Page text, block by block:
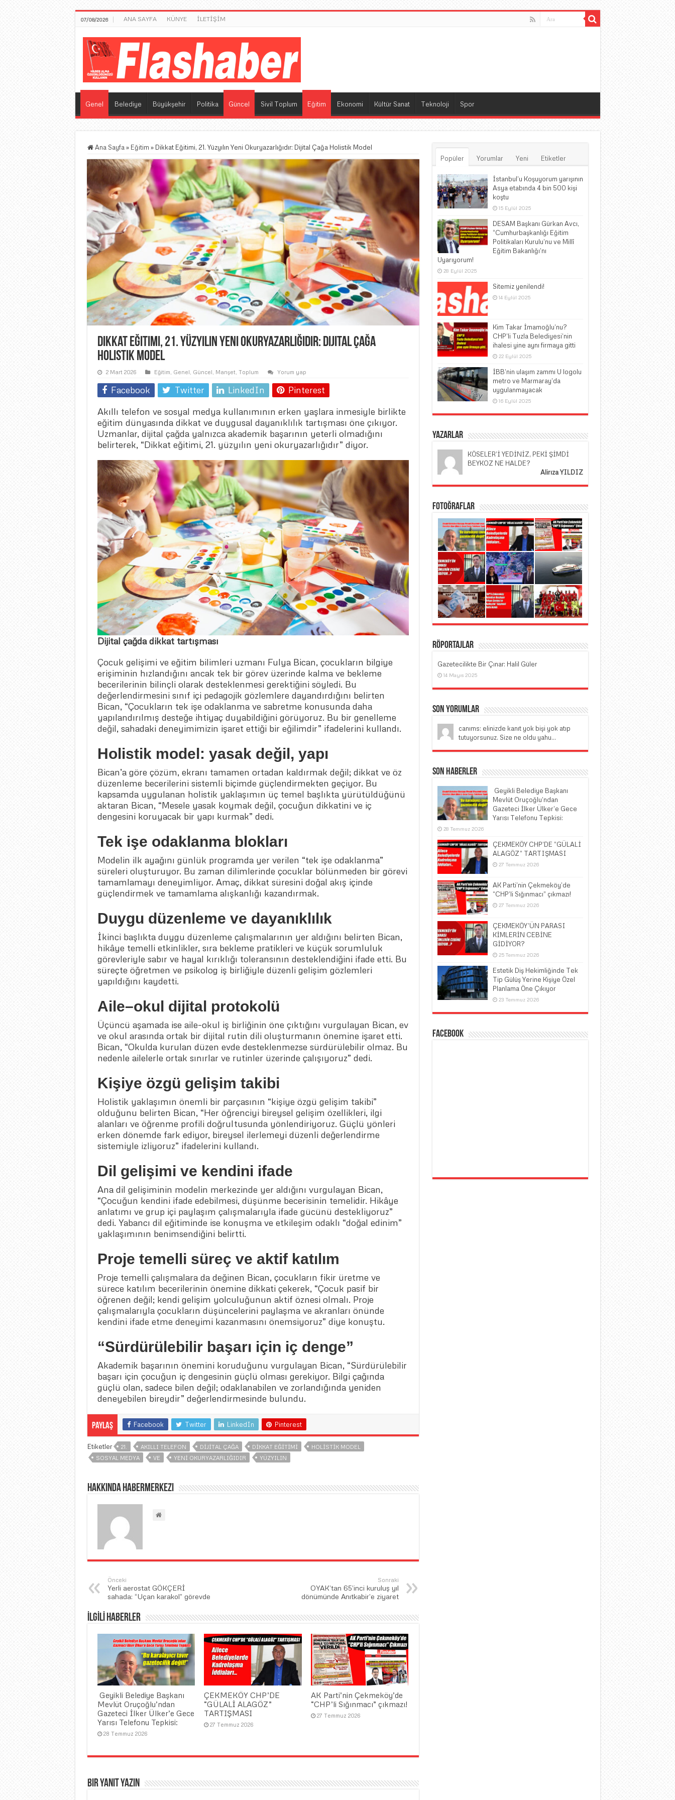
07/08/2026 ANA SAYFA KÜNYE İLETİŞİM
Genel Belediye Büyükşehir Politika Güncel Sivil Toplum Eğitim Ekonomi Kültür Sanat Teknoloji Spor
Ana Sayfa » Eğitim » Dikkat Eğitimi, 21. Yüzyılın Yeni Okuryazarlığıdır: Dijital Çağa Holistik Model
Dikkat Eğitimi, 21. Yüzyılın Yeni Okuryazarlığıdır: Dijital Çağa
Holistik Model
2 Mart 2026 Eğitim Genel Güncel Manşet, Toplum Yorum yap
Facebook Twitter LinkedIn
Pinterest
Akıllı telefon ve sosyal medya kullanımının erken yaşlara inmesiyle birlikte
eğitim dünyasında dikkat ve duygusal dayanıklılık tartışması öne çıkıyor.
Uzmanlar, dijital çağda yalnızca akademik başarının yeterli olmadığını
belirterek, “Dikkat eğitimi, 21. yüzyılın yeni okuryazarlığıdır” diyor.
Dijital çağda dikkat tartışması
Çocuk gelişimi ve eğitim bilimleri uzmanı Fulya Bican, çocukların bilgiye
erişiminin hızlandığını ancak tek bir görev üzerinde kalma ve bekleme
becerilerinin bilinçli olarak desteklenmesi gerektiğini söyledi. Bu
değerlendirmesini sınıf içi pedagojik gözlemlere dayandırdığını belirten
Bican, “Çocukların tek işe odaklanma ve sabretme konusunda daha
yapılandırılmış desteğe ihtiyaç duyabildiğini görüyoruz. Bu bir genelleme
değil, sahadaki deneyimimizin işaret ettiği bir eğilimdir” ifadelerini kullandı.
Holistik model: yasak değil, yapı
Bican’a göre çözüm, ekranı tamamen ortadan kaldırmak değil; dikkat ve öz
düzenleme becerilerini sistemli biçimde güçlendirmekten geçiyor. Bu
kapsamda uygulanan holistik yaklaşımın üç temel başlıkta yürütüldüğünü
aktaran Bican, “Mesele yasak koymak değil, çocuğun dikkatini ve iç
dengesini koruyacak bir yapı kurmak” dedi.
Tek işe odaklanma blokları
Modelin ilk ayağını günlük programda yer verilen “tek işe odaklanma”
süreleri oluşturuyor. Bu zaman dilimlerinde çocuklar bölünmeden bir görevi
tamamlamayı deneyimliyor. Amaç, dikkat süresini doğal akış içinde
güçlendirmek ve tamamlama alışkanlığı kazandırmak.
Duygu düzenleme ve dayanıklılık
İkinci başlıkta duygu düzenleme çalışmalarının yer aldığını belirten Bican,
hikâye temelli etkinlikler, sıra bekleme pratikleri ve küçük sorumluluk
görevleriyle sabır ve hayal kırıklığı toleransının desteklendiğini ifade etti. Bu
süreçte öğretmen ve psikolog iş birliğiyle düzenli gelişim gözlemleri
yapıldığını kaydetti.
Aile–okul dijital protokolü
Üçüncü aşamada ise aile–okul iş birliğinin öne çıktığını vurgulayan Bican, ev
ve okul arasında ortak bir dijital rutin dili oluşturmanın önemine işaret etti.
Bican, “Okulda kurulan düzen evde desteklenmezse sürdürülebilir olmaz. Bu
nedenle ailelerle ortak sınırlar ve rutinler üzerinde çalışıyoruz” dedi.
Kişiye özgü gelişim takibi
Holistik yaklaşımın önemli bir parçasının “kişiye özgü gelişim takibi”
olduğunu belirten Bican, “Her öğrenciyi bireysel gelişim özellikleri, ilgi
alanları ve öğrenme profili doğrultusunda yönlendiriyoruz. Güçlü yönleri
erken dönemde fark ediyor, bireysel ilerlemeyi düzenli değerlendirme
sistemiyle izliyoruz” ifadelerini kullandı.
Dil gelişimi ve kendini ifade
Ana dil gelişiminin modelin merkezinde yer aldığını vurgulayan Bican,
“Çocuğun kendini ifade edebilmesi, düşünme becerisinin temelidir. Hikâye
anlatımı ve grup içi paylaşım çalışmalarıyla ifade gücünü destekliyoruz”
dedi. Yabancı dil eğitiminde ise konuşma ve etkileşim odaklı “doğal edinim”
yaklaşımının benimsendiğini belirtti.
Proje temelli süreç ve aktif katılım
Proje temelli çalışmalara da değinen Bican, çocukların fikir üretme ve
sürece katılım becerilerinin önemine dikkati çekerek, “Çocuk pasif bir
öğrenen değil; kendi gelişim yolculuğunun aktif öznesi olmalı. Proje
çalışmalarıyla çocukların düşüncelerini paylaşma ve akranları önünde
kendini ifade etme deneyimi kazanmasını önemsiyoruz” diye konuştu.
“Sürdürülebilir başarı için iç denge”
Akademik başarının önemini koruduğunu vurgulayan Bican, “Sürdürülebilir
başarı için çocuğun iç dengesinin güçlü olması gerekiyor. Bilgi çağında
güçlü olan, sadece bilen değil; odaklanabilen ve zorlandığında yeniden
deneyebilen bireydir” değerlendirmesinde bulundu.
Paylaş Facebook Twitter LinkedIn Pinterest
Etiketler 21. AKILLI TELEFON DIJITAL ÇAĞA DIKKAT EĞITIMI
HOLISTIK MODEL
SOSYAL MEDYA
VE YENI OKURYAZARLIĞIDIR YÜZYILIN
Hakkında habermerkezi
Önceki
Yerli aerostat GÖKÇERİ
sahada: “Uçan karakol” görevde
Sonraki
OYAK’tan 65’inci kuruluş yıl
dönümünde Anıtkabir’e ziyaret
İLGİLİ HABERLER
​ Geyikli Belediye Başkanı
Mevlüt Oruçoğlu’ndan
Gazeteci İlker Ülker’e Gece
Yarısı Telefonu Tepkisi:
28 Temmuz 2026
ÇEKMEKÖY CHP’DE
“GÜLALİ ALAGÖZ”
TARTIŞMASI
27 Temmuz 2026
AK Parti’nin Çekmeköy’de
“CHP’li Sığınmacı” çıkmazı!
27 Temmuz 2026
Bir yanıt yazın
Popüler Yorumlar Yeni Etiketler
İstanbul’u Koşuyorum yarışının
Asya etabında 4 bin 500 kişi
koştu
15 Eylül 2025
DESAM Başkanı Gürkan Avcı,
“Cumhurbaşkanlığı Eğitim
Politikaları Kurulu’nu ve Millî
Eğitim Bakanlığı’nı
Uyarıyorum!
28 Eylül 2025
Sitemiz yenilendi!
14 Eylül 2025
Kim Takar İmamoğlu’nu?
CHP’li Tuzla Belediyesi’nin
ihalesi yine aynı firmaya gitti
22 Eylül 2025
İBB’nin ulaşım zammı U logolu
metro ve Marmaray’da
uygulanmayacak
16 Eylül 2025
Yazarlar
KÖSELER’İ YEDİNİZ, PEKİ ŞİMDİ
BEYKOZ NE HALDE?
Alirıza YILDIZ
Fotoğraflar
Röportajlar
Gazetecilikte Bir Çınar: Halil Güler
14 Mayıs 2025
Son Yorumlar
canıms: elinizde kanıt yok bişi yok atıp
tutuyorsunuz. Size ne oldu yahu...
Son Haberler
​ Geyikli Belediye Başkanı
Mevlüt Oruçoğlu’ndan
Gazeteci İlker Ülker’e Gece
Yarısı Telefonu Tepkisi:
28 Temmuz 2026
ÇEKMEKÖY CHP’DE “GÜLALİ
ALAGÖZ” TARTIŞMASI
27 Temmuz 2026
AK Parti’nin Çekmeköy’de
“CHP’li Sığınmacı” çıkmazı!
27 Temmuz 2026
ÇEKMEKÖY’ÜN PARASI
KİMLERİN CEBİNE
GİDİYOR?
25 Temmuz 2026
Estetik Diş Hekimliğinde Tek
Tip Gülüş Yerine Kişiye Özel
Planlama Öne Çıkıyor
23 Temmuz 2026
Facebook